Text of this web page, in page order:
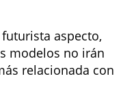
aspecto,
modelos no irán
relacionada con